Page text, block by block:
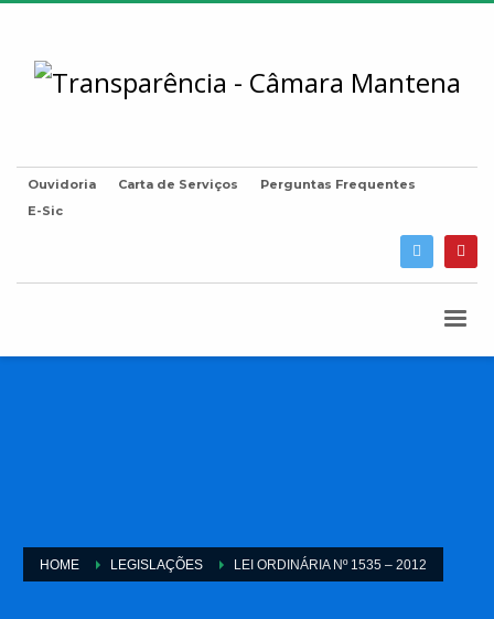
Ouvidoria Carta de Serviços
Perguntas Frequentes
E-Sic
HOME LEGISLAÇÕES LEI ORDINÁRIA Nº 1535 – 2012